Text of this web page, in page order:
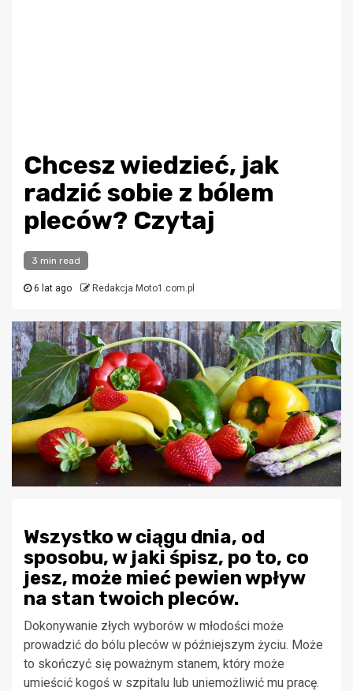
Chcesz wiedzieć, jak
radzić sobie z bólem
pleców? Czytaj
3 min read
6 lat ago Redakcja Moto1.com.pl
Wszystko w ciągu dnia, od
sposobu, w jaki śpisz, po to, co
jesz, może mieć pewien wpływ
na stan twoich pleców.
Dokonywanie złych wyborów w młodości może
prowadzić do bólu pleców w późniejszym życiu. Może
to skończyć się poważnym stanem, który może
umieścić kogoś w szpitalu lub uniemożliwić mu pracę.